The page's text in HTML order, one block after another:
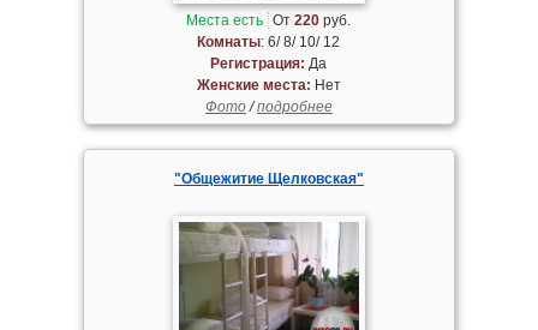
Места есть От220 руб.
Комнаты: 6/ 8/ 10/ 12
Регистрация: Да
Женские места: Нет
Фото/подробнее
"Общежитие Щелковская"